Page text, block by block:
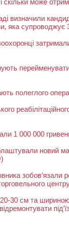
скільки може
визначили
яка супроводжує
полеглого
1 000 000
новий
зобов’язали
30 см та